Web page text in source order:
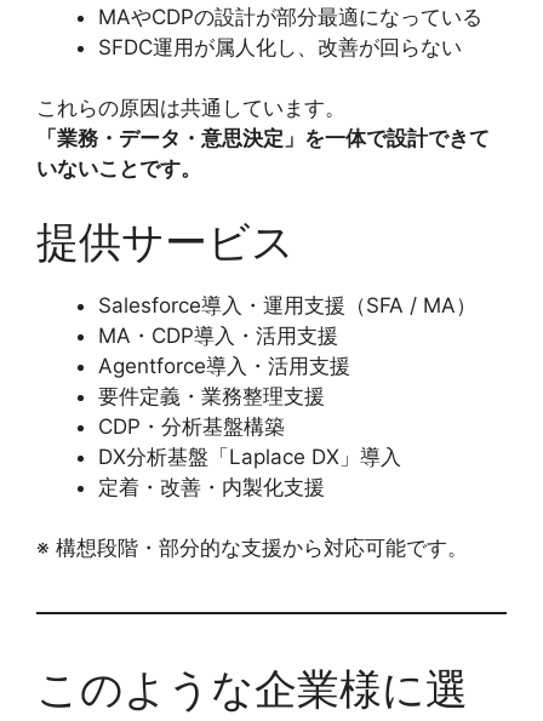
MAやCDPの設計が部分最適になっている
SFDC運用が属人化し、改善が回らない
これらの原因は共通しています。
「業務・データ・意思決定」を一体で設計できて
いないことです。
提供サービス
Salesforce導入・運用支援（SFA / MA）
MA・CDP導入・活用支援
Agentforce導入・活用支援
要件定義・業務整理支援
CDP・分析基盤構築
DX分析基盤「Laplace DX」導入
定着・改善・内製化支援
※ 構想段階・部分的な支援から対応可能です。
このような企業様に選